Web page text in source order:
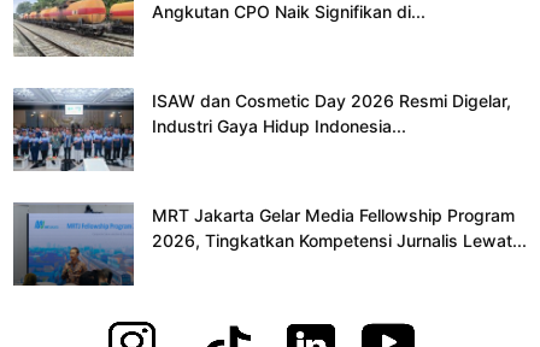
Angkutan CPO Naik Signifikan di...
ISAW dan Cosmetic Day 2026 Resmi Digelar,
Industri Gaya Hidup Indonesia...
MRT Jakarta Gelar Media Fellowship Program
2026, Tingkatkan Kompetensi Jurnalis Lewat...